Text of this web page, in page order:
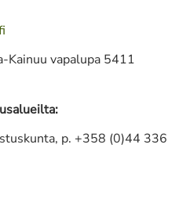
Kainuu vapalupa 5411
p. +358 (0)44 336